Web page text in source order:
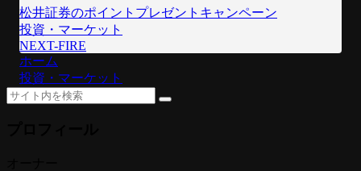
松井証券のポイントプレゼントキャンペーン
投資・マーケット
NEXT-FIRE
ホーム
投資・マーケット